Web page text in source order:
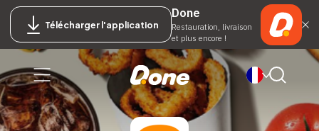
Télécharger l'application
Done
Restauration, livraison
et plus encore !